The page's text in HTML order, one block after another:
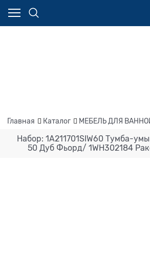
Главная Каталог МЕБЕЛЬ ДЛЯ
Набор: 1A211701SIW60 Тумба-
50 Дуб Фьорд/ 1WH302184